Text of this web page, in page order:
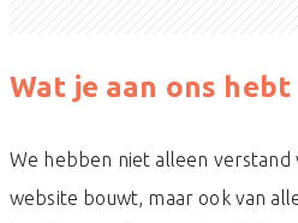
Wat je aan ons hebt
We hebben niet alleen verstand
website bouwt, maar ook van